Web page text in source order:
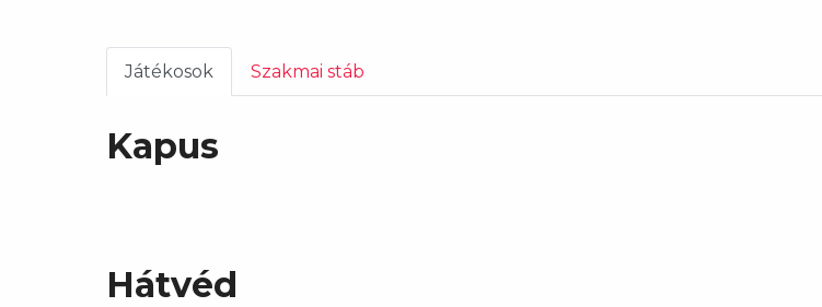
Játékosok Szakmai stáb
Kapus
Hátvéd